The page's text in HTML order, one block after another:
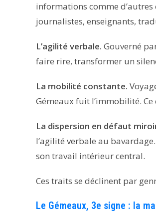
informations comme
journalistes, enseignants,
L’agilité verbale. Gouverné
faire rire, transformer un
La mobilité constante.
Gémeaux fuit l’immobilité.
La dispersion en défaut
l’agilité verbale au
son travail intérieur central.
Ces traits se déclinent par
Le Gémeaux, 3e signe : la